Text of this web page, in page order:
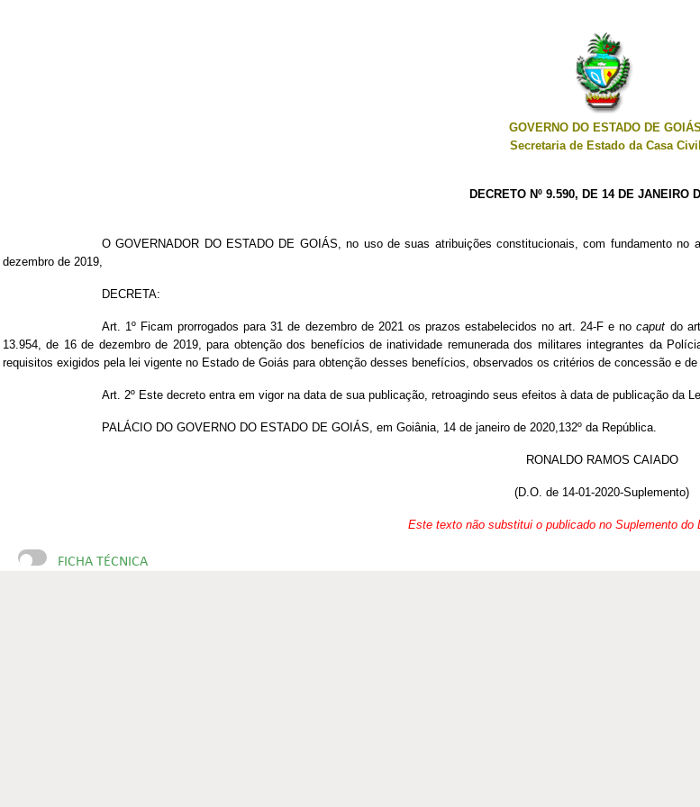
GOVERNO DO ESTADO DE GOIÁS
Secretaria de Estado da Casa Civil
DECRETO Nº 9.590, DE 14 DE JANEIRO
O GOVERNADOR DO ESTADO DE GOIÁS, no uso de suas atribuições constitucionais, com fundamento
dezembro de 2019,
DECRETA:
Art. 1º Ficam prorrogados para 31 de dezembro de 2021 os prazos estabelecidos no art. 24-F e nocaput do
13.954, de 16 de dezembro de 2019, para obtenção dos benefícios de inatividade remunerada dos militares integrantes da
requisitos exigidos pela lei vigente no Estado de Goiás para obtenção desses benefícios, observados os critérios de concessão e
Art. 2º Este decreto entra em vigor na data de sua publicação, retroagindo seus efeitos à data de publicação da
PALÁCIO DO GOVERNO DO ESTADO DE GOIÁS, em Goiânia, 14 de janeiro de 2020,132º da República.
RONALDO RAMOS CAIADO
(D.O. de 14-01-2020-Suplemento)
Este texto não substitui o publicado no Suplemento do
FICHA TÉCNICA